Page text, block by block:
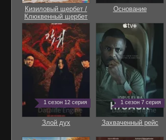
Кизиловый щербет /
Клюквенный щербет
Основание
1 сезон 12 серия
Злой дух
1 сезон 7 серия
Захваченный рейс